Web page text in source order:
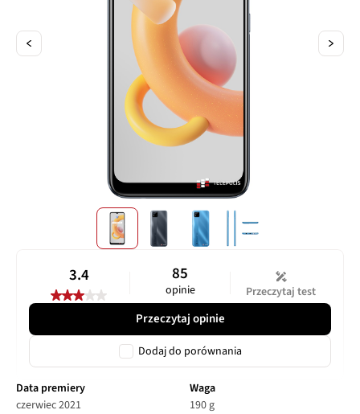
3.4 85
opinie Przeczytaj test
Przeczytaj opinie
Dodaj do porównania
Data premiery
czerwiec 2021
Waga
190 g